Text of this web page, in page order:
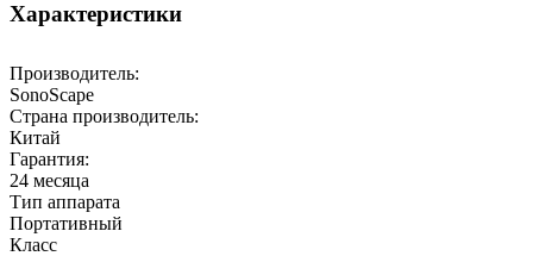
Характеристики
Производитель:
SonoScape
Страна производитель:
Китай
Гарантия:
24 месяца
Тип аппарата
Портативный
Класс